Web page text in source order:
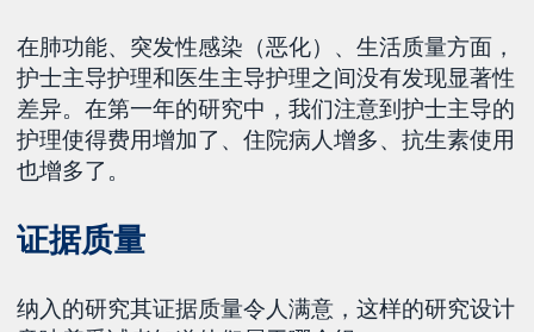
在肺功能、突发性感染（恶化）、生活质量方面，
护士主导护理和医生主导护理之间没有发现显著性
差异。在第一年的研究中，我们注意到护士主导的
护理使得费用增加了、住院病人增多、抗生素使用
也增多了。
证据质量
纳入的研究其证据质量令人满意，这样的研究设计